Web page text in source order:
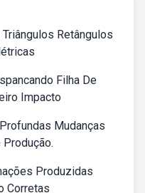
Retângulos
Filha De
Impacto
Mudanças
Produzidas
Corretas